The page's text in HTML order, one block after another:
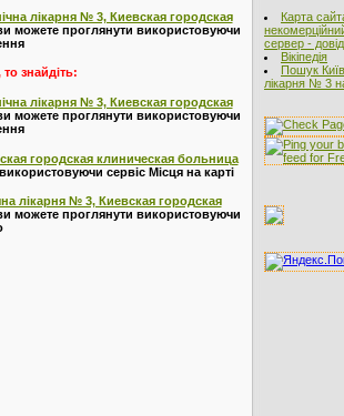
Карта
сервер -
Вікіпедія
Пошук
лікарня № 3 на
лікарня № 3, Киевская городская
можете проглянути використовуючи
знайдіть:
лікарня № 3, Киевская городская
можете проглянути використовуючи
городская клиническая больница
сервіс Місця на карті
лікарня № 3, Киевская городская
можете проглянути використовуючи